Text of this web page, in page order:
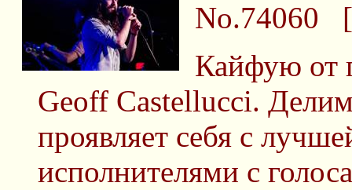
No.74060 [
Кайфую от
Geoff Castellucci.
проявляет себя с
исполнителями с